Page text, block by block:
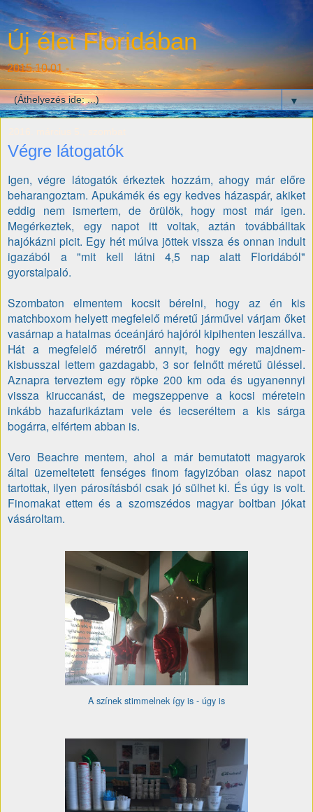
Új élet Floridában
2015.10.01 -
▼
Végre látogatók
Igen, végre látogatók érkeztek hozzám, ahogy már előre
beharangoztam. Apukámék és egy kedves házaspár, akiket
eddig nem ismertem, de örülök, hogy most már igen.
Megérkeztek, egy napot itt voltak, aztán továbbálltak
hajókázni picit. Egy hét múlva jöttek vissza és onnan indult
igazából a "mit kell látni 4,5 nap alatt Floridából"
gyorstalpaló.
Szombaton elmentem kocsit bérelni, hogy az én kis
matchboxom helyett megfelelő méretű járművel várjam őket
vasárnap a hatalmas óceánjáró hajóról kipihenten leszállva.
Hát a megfelelő méretről annyit, hogy egy majdnem-
kisbusszal lettem gazdagabb, 3 sor felnőtt méretű üléssel.
Aznapra terveztem egy röpke 200 km oda és ugyanennyi
vissza kiruccanást, de megszeppenve a kocsi méretein
inkább hazafurikáztam vele és lecseréltem a kis sárga
bogárra, elfértem abban is.
Vero Beachre mentem, ahol a már bemutatott magyarok
által üzemeltetett fenséges finom fagyizóban olasz napot
tartottak, ilyen párosításból csak jó sülhet ki. És úgy is volt.
Finomakat ettem és a szomszédos magyar boltban jókat
vásároltam.
A színek stimmelnek így is - úgy is